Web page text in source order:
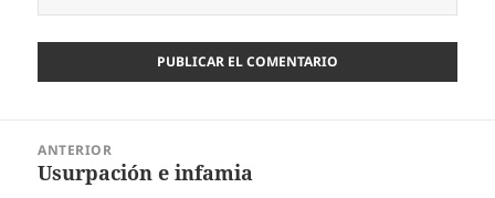
entradas
ANTERIOR
Entrada
Usurpación e infamia